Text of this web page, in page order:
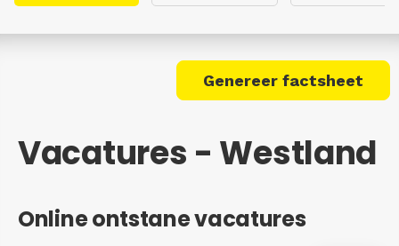
Genereer factsheet
Vacatures - Westland
Online ontstane vacatures